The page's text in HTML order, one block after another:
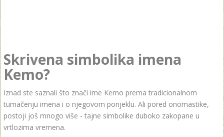
Skrivena simbolika imena
Kemo?
Iznad ste saznali što znači ime Kemo prema tradicionalnom
tumačenju imena i o njegovom porijeklu. Ali pored onomastike,
postoji još mnogo više - tajne simbolike duboko zakopane u
vrtlozima vremena.